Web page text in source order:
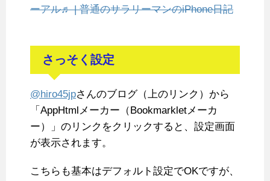
ーアル♬ | 普通のサラリーマンのiPhone日記
さっそく設定
@hiro45jpさんのブログ（上のリンク）から
「AppHtmlメーカー（Bookmarkletメーカ
ー）」のリンクをクリックすると、設定画面
が表示されます。
こちらも基本はデフォルト設定でOKですが、